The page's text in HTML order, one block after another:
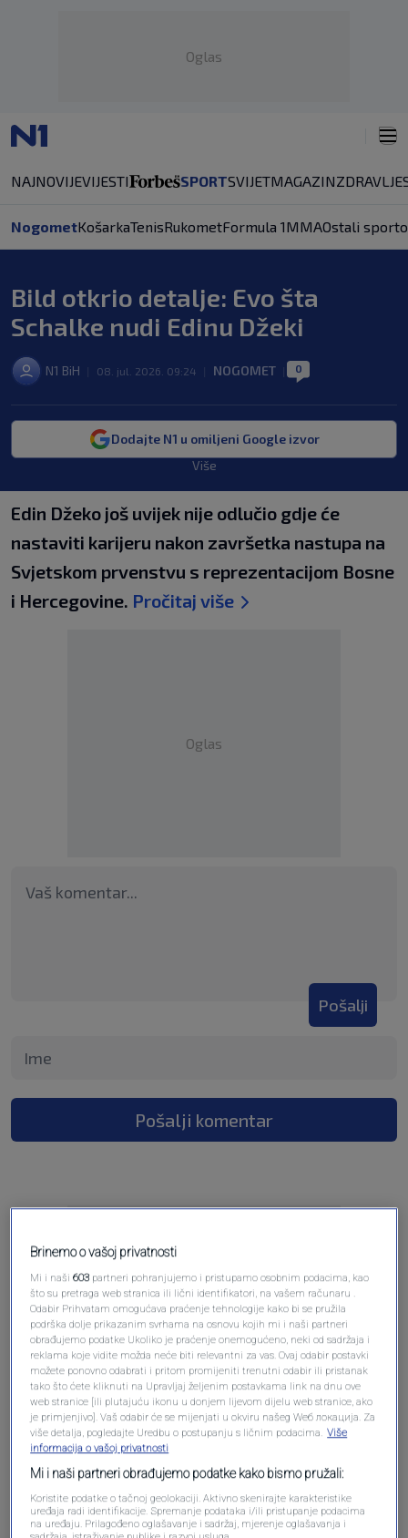
Oglas
NAJNOVIJEVIJESTI SPORTSVIJETMAGAZINZDRAVLJE
NogometKošarkaTenisRukometFormula 1MMAOstali
Bild otkrio detalje: Evo šta
Schalke nudi Edinu Džeki
N1 BiH 08. jul. 2026. 09:24 NOGOMET 0
Dodajte N1 u omiljeni Google izvor
Više
Edin Džeko još uvijek nije odlučio gdje će
nastaviti karijeru nakon završetka nastupa na
Svjetskom prvenstvu s reprezentacijom Bosne
i Hercegovine. Pročitaj više
Oglas
Pošalji
Pošalji komentar
Oglas
Brinemo o vašoj privatnosti
Mi i naši603 partneri pohranjujemo i pristupamo osobnim podacima, kao
što su pretraga web stranica ili lični identifikatori, na vašem računaru .
Odabir Prihvatam omogućava praćenje tehnologije kako bi se pružila
podrška dolje prikazanim svrhama na osnovu kojih mi i naši partneri
obrađujemo podatke Ukoliko je praćenje onemogućeno, neki od sadržaja i
reklama koje vidite možda neće biti relevantni za vas. Ovaj odabir postavki
možete ponovno odabrati i pritom promijeniti trenutni odabir ili pristanak
tako što ćete kliknuti na Upravljaj željenim postavkama link na dnu ove
web stranice [ili plutajuću ikonu u donjem lijevom dijelu web stranice, ako
je primjenjivo]. Vaš odabir će se mijenjati u okviru našeg Wеб локација. Za
više detalja, pogledajte Uredbu o postupanju s ličnim podacima. Više
informacija o vašoj privatnosti
Mi i naši partneri obrađujemo podatke kako bismo pružali:
Koristite podatke o tačnoj geolokaciji. Aktivno skenirajte karakteristike
uređaja radi identifikacije. Spremanje podataka i/ili pristupanje podacima
na uređaju. Prilagođeno oglašavanje i sadržaj, mjerenje oglašavanja i